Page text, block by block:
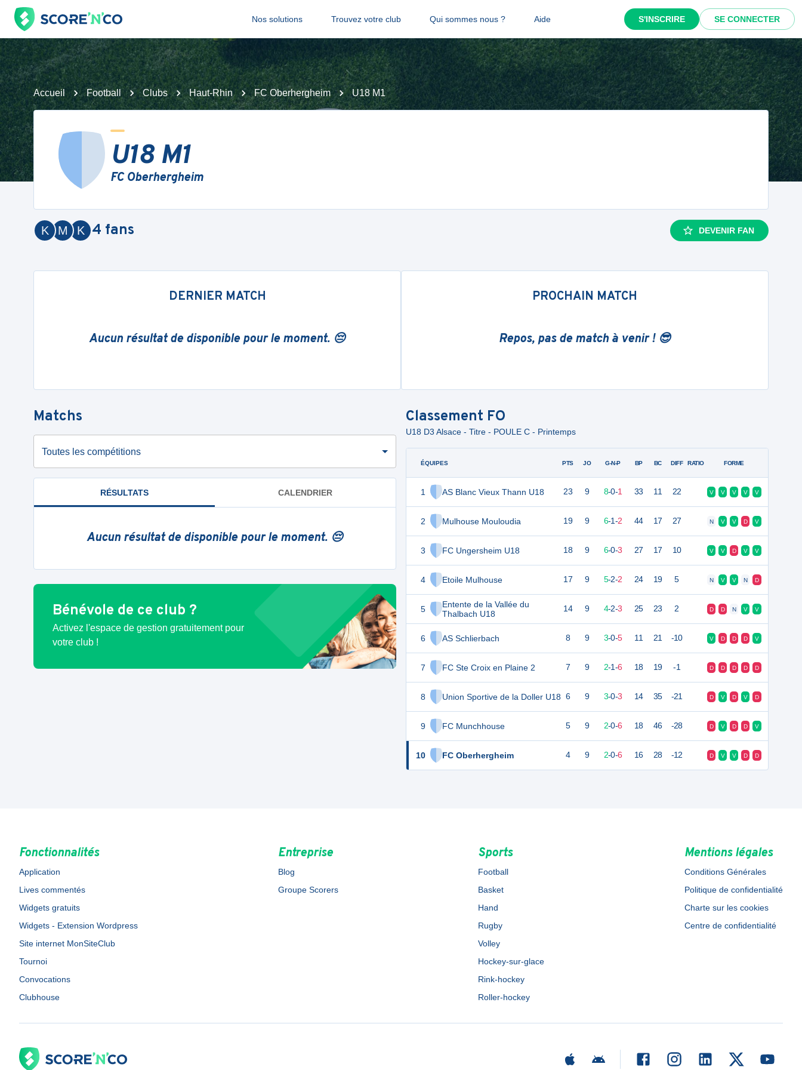
Nos solutions Trouvez votre club Qui sommes nous ? Aide S'INSCRIRE SE CONNECTER
Accueil Football Clubs Haut-Rhin FC Oberhergheim U18 M1
U18 M1
FC Oberhergheim
K
M
K 4 fans DEVENIR FAN
DERNIER MATCH
Aucun résultat de disponible pour le moment. 😔
PROCHAIN MATCH
Repos, pas de match à venir ! 😎
Matchs
Toutes les compétitions
RÉSULTATS CALENDRIER
Aucun résultat de disponible pour le moment. 😔
Bénévole de ce club ?
Activez l'espace de gestion gratuitement pour
votre club !
Classement FO
U18 D3 Alsace - Titre - POULE C - Printemps
ÉQUIPES
1 AS Blanc Vieux Thann U18
2 Mulhouse Mouloudia
3 FC Ungersheim U18
4 Etoile Mulhouse
5
Entente de la Vallée du
Thalbach U18
6 AS Schlierbach
7 FC Ste Croix en Plaine 2
8 Union Sportive de la Doller U18
9 FC Munchhouse
10 FC Oberhergheim
PTS JO G-N-P BP BC DIFF RATIO FORME
23 9 8-0-1 33 11 22 V V V V V
19 9 6-1-2 44 17 27 N V V D V
18 9 6-0-3 27 17 10 V V D V V
17 9 5-2-2 24 19 5 N V V N D
14 9 4-2-3 25 23 2 D D N V V
8 9 3-0-5 11 21 -10 V D D D V
7 9 2-1-6 18 19 -1 D D D D D
6 9 3-0-3 14 35 -21 D V D V D
5 9 2-0-6 18 46 -28 D V D D V
4 9 2-0-6 16 28 -12 D V V D D
Fonctionnalités
Application
Lives commentés
Widgets gratuits
Widgets - Extension Wordpress
Site internet MonSiteClub
Tournoi
Convocations
Clubhouse
Entreprise
Blog
Groupe Scorers
Sports
Football
Basket
Hand
Rugby
Volley
Hockey-sur-glace
Rink-hockey
Roller-hockey
Mentions légales
Conditions Générales
Politique de confidentialité
Charte sur les cookies
Centre de confidentialité